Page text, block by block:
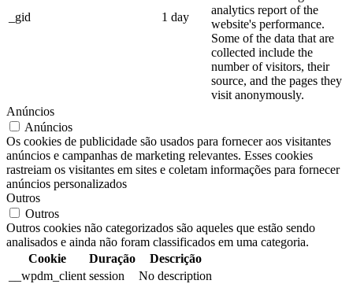
_gid 1 day
analytics report of the
website's performance.
Some of the data that are
collected include the
number of visitors, their
source, and the pages they
visit anonymously.
Anúncios
Anúncios
Os cookies de publicidade são usados para fornecer aos visitantes
anúncios e campanhas de marketing relevantes. Esses cookies
rastreiam os visitantes em sites e coletam informações para fornecer
anúncios personalizados
Outros
Outros
Outros cookies não categorizados são aqueles que estão sendo
analisados e ainda não foram classificados em uma categoria.
Cookie
Duração
Descrição
__wpdm_client session
No description